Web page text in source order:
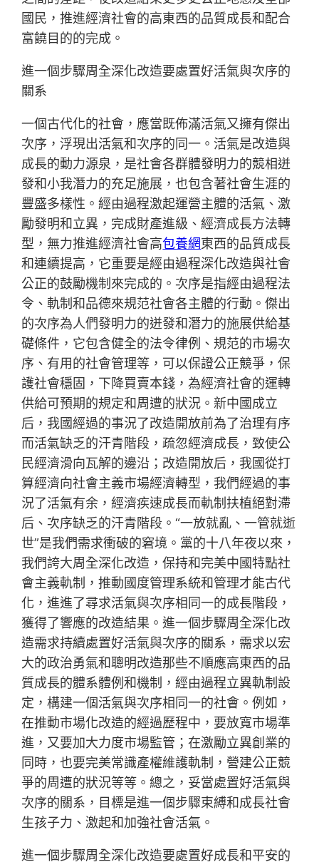
國民，推進經濟社會的高東西的品質成長和配合
富饒目的的完成。
進一個步驟周全深化改造要處置好活氣與次序的
關系
一個古代化的社會，應當既佈滿活氣又擁有傑出
次序，浮現出活氣和次序的同一。活氣是改造與
成長的動力源泉，是社會各群體發明力的競相迸
發和小我潛力的充足施展，也包含著社會生涯的
豐盛多樣性。經由過程激起運營主體的活氣、激
勵發明和立異，完成財產進級、經濟成長方法轉
型，無力推進經濟社會高包養網東西的品質成長
和連續提高，它重要是經由過程深化改造與社會
公正的鼓勵機制來完成的。次序是指經由過程法
令、軌制和品德來規范社會各主體的行動。傑出
的次序為人們發明力的迸發和潛力的施展供給基
礎條件，它包含健全的法令律例、規范的市場次
序、有用的社會管理等，可以保證公正競爭，保
護社會穩固，下降買賣本錢，為經濟社會的運轉
供給可預期的規定和周遭的狀況。新中國成立
后，我國經過的事況了改造開放前為了治理有序
而活氣缺乏的汗青階段，疏忽經濟成長，致使公
民經濟滑向瓦解的邊沿；改造開放后，我國從打
算經濟向社會主義市場經濟轉型，我們經過的事
況了活氣有余，經濟疾速成長而軌制扶植絕對滯
后、次序缺乏的汗青階段。“一放就亂、一管就逝
世”是我們需求衝破的窘境。黨的十八年夜以來，
我們誇大周全深化改造，保持和完美中國特點社
會主義軌制，推動國度管理系統和管理才能古代
化，進進了尋求活氣與次序相同一的成長階段，
獲得了響應的改造結果。進一個步驟周全深化改
造需求持續處置好活氣與次序的關系，需求以宏
大的政治勇氣和聰明改造那些不順應高東西的品
質成長的體系體例和機制，經由過程立異軌制設
定，構建一個活氣與次序相同一的社會。例如，
在推動市場化改造的經過歷程中，要放寬市場準
進，又要加大力度市場監管；在激勵立異創業的
同時，也要完美常識產權維護軌制，營建公正競
爭的周遭的狀況等等。總之，妥當處置好活氣與
次序的關系，目標是進一個步驟束縛和成長社會
生孩子力、激起和加強社會活氣。
進一個步驟周全深化改造要處置好成長和平安的